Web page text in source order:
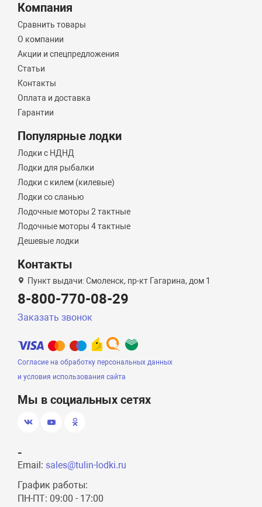
Компания
Сравнить товары
О компании
Акции и спецпредложения
Статьи
Контакты
Оплата и доставка
Гарантии
Популярные лодки
Лодки с НДНД
Лодки для рыбалки
Лодки с килем (килевые)
Лодки со сланью
Лодочные моторы 2 тактные
Лодочные моторы 4 тактные
Дешевые лодки
Контакты
Пункт выдачи: Смоленск, пр-кт Гагарина, дом 1
8-800-770-08-29
Заказать звонок
Согласие на обработку персональных данных
и условия использования сайта
Мы в социальных сетях
-
Email: sales@tulin-lodki.ru
График работы:
ПН-ПТ: 09:00 - 17:00